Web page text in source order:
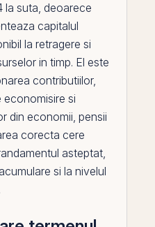
la suta, deoarece
capitalul
la retragere si
in timp. El este
contributiilor,
economisire si
din economii, pensii
corecta cere
asteptat,
si la nivelul